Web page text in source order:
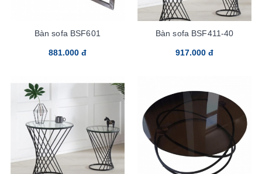
Bàn sofa BSF601
881.000 đ
Bàn sofa BSF411-40
917.000 đ